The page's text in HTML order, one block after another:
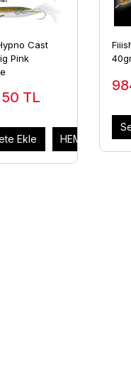
Cast
Pink
TL
Ekle HEMEN AL